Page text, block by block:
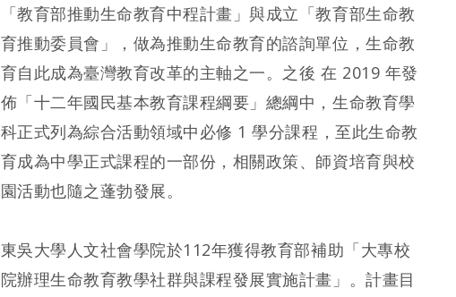
「教育部推動生命教育中程計畫」與成立「教育部生命教
育推動委員會」，做為推動生命教育的諮詢單位，生命教
育自此成為臺灣教育改革的主軸之一。之後 在 2019 年發
佈「十二年國民基本教育課程綱要」總綱中，生命教育學
科正式列為綜合活動領域中必修 1 學分課程，至此生命教
育成為中學正式課程的一部份，相關政策、師資培育與校
園活動也隨之蓬勃發展。
東吳大學人文社會學院於112年獲得教育部補助「大專校
院辦理生命教育教學社群與課程發展實施計畫」。計畫目